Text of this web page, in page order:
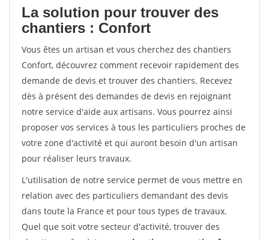
La solution pour trouver des
chantiers : Confort
Vous êtes un artisan et vous cherchez des chantiers
Confort, découvrez comment recevoir rapidement des
demande de devis et trouver des chantiers. Recevez
dès à présent des demandes de devis en rejoignant
notre service d'aide aux artisans. Vous pourrez ainsi
proposer vos services à tous les particuliers proches de
votre zone d'activité et qui auront besoin d'un artisan
pour réaliser leurs travaux.
L'utilisation de notre service permet de vous mettre en
relation avec des particuliers demandant des devis
dans toute la France et pour tous types de travaux.
Quel que soit votre secteur d'activité, trouver des